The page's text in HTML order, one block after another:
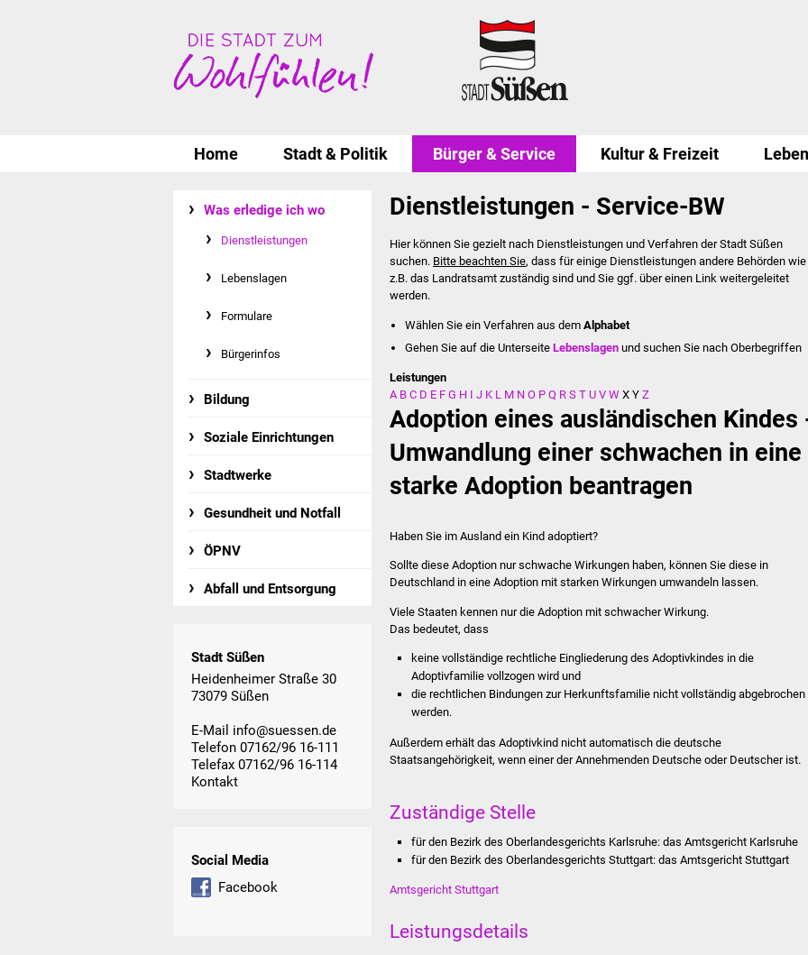
Home Stadt & Politik Bürger & Service Kultur & Freizeit
Was erledige ich wo
Dienstleistungen
Lebenslagen
Formulare
Bürgerinfos
Bildung
Soziale Einrichtungen
Stadtwerke
Gesundheit und Notfall
ÖPNV
Abfall und Entsorgung
Stadt Süßen
Heidenheimer Straße 30
73079 Süßen
E-Mail info@suessen.de
Telefon 07162/96 16-111
Telefax 07162/96 16-114
Kontakt
Social Media
Facebook
Dienstleistungen - Service-BW
Hier können Sie gezielt nach Dienstleistungen und Verfahren der Stadt Süßen
suchen. Bitte beachten Sie, dass für einige Dienstleistungen andere Behörden wie
z.B. das Landratsamt zuständig sind und Sie ggf. über einen Link weitergeleitet
werden.
Wählen Sie ein Verfahren aus dem Alphabet
Gehen Sie auf die UnterseiteLebenslagen und suchen Sie nach Oberbegriffen
Leistungen
A B C D E F G H I J K L M N O P Q R S T U V W X Y Z
Adoption eines ausländischen Kindes
Umwandlung einer schwachen in eine
starke Adoption beantragen
Haben Sie im Ausland ein Kind adoptiert?
Sollte diese Adoption nur schwache Wirkungen haben, können Sie diese in
Deutschland in eine Adoption mit starken Wirkungen umwandeln lassen.
Viele Staaten kennen nur die Adoption mit schwacher Wirkung.
Das bedeutet, dass
keine vollständige rechtliche Eingliederung des Adoptivkindes in die
Adoptivfamilie vollzogen wird und
die rechtlichen Bindungen zur Herkunftsfamilie nicht vollständig abgebrochen
werden.
Außerdem erhält das Adoptivkind nicht automatisch die deutsche
Staatsangehörigkeit, wenn einer der Annehmenden Deutsche oder Deutscher ist.
Zuständige Stelle
für den Bezirk des Oberlandesgerichts Karlsruhe: das Amtsgericht Karlsruhe
für den Bezirk des Oberlandesgerichts Stuttgart: das Amtsgericht Stuttgart
Amtsgericht Stuttgart
Leistungsdetails